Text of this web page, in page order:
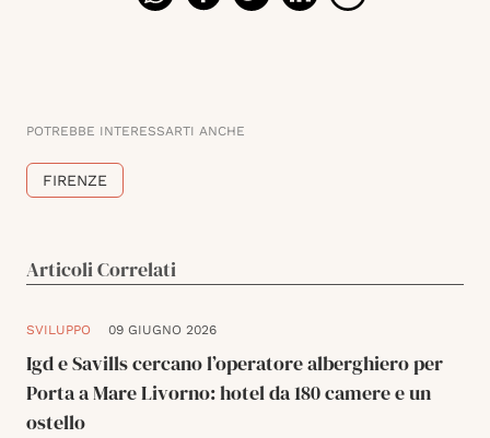
POTREBBE INTERESSARTI ANCHE
FIRENZE
Articoli Correlati
SVILUPPO 09 GIUGNO 2026
Igd e Savills cercano l’operatore alberghiero per
Porta a Mare Livorno: hotel da 180 camere e un
ostello